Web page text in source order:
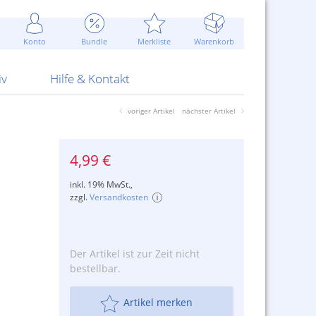
Konto Bundle Merkliste Warenkorb
Attrappen Blitzschnell...
Sommerpreise u.v.m.
ARS Pirotecnia
Hilfe & Kontakt
Kontaktformular
AGB
voriger Artikel nächster Artikel
4,99 €
inkl. 19% MwSt.,
zzgl.Versandkosten
Der Artikel ist zur Zeit nicht
bestellbar.
Artikel merken